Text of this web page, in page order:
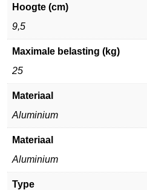
Hoogte (cm)
9,5
Maximale belasting (kg)
25
Materiaal
Aluminium
Materiaal
Aluminium
Type